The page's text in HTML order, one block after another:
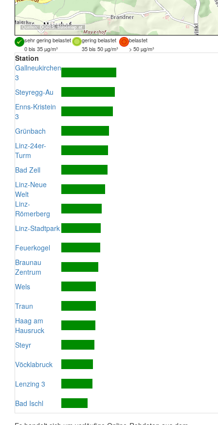
Quellen: DORIS,basemap.at
sehr gering belastet gering belastet
belastet
0 bis 35 µg/m³
35 bis 50 µg/m³ > 50 µg/m³
Station
Gallneukirchen
3
Steyregg-Au
Enns-Kristein
3
Grünbach
Linz-24er-
Turm
Bad Zell
Linz-Neue
Welt
Linz-
Römerberg
Linz-Stadtpark
Feuerkogel
Braunau
Zentrum
Wels
Traun
Haag am
Hausruck
Steyr
Vöcklabruck
Lenzing 3
Bad Ischl